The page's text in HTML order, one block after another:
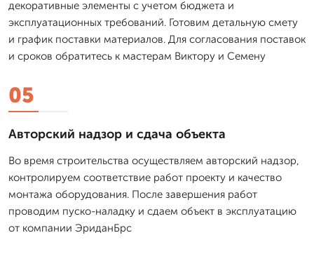
декоративные элементы с учетом бюджета и
эксплуатационных требований. Готовим детальную смету
и график поставки материалов. Для согласования поставок
и сроков обратитесь к мастерам Виктору и Семену
05
Авторский надзор и сдача объекта
Во время строительства осуществляем авторский надзор,
контролируем соответствие работ проекту и качество
монтажа оборудования. После завершения работ
проводим пуско-наладку и сдаем объект в эксплуатацию
от компании ЭриданБрс